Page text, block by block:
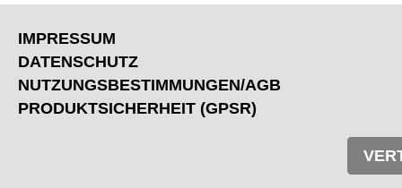
IMPRESSUM
DATENSCHUTZ
NUTZUNGSBESTIMMUNGEN/AGB
PRODUKTSICHERHEIT (GPSR)